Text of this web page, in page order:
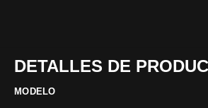
DETALLES DE
MODELO